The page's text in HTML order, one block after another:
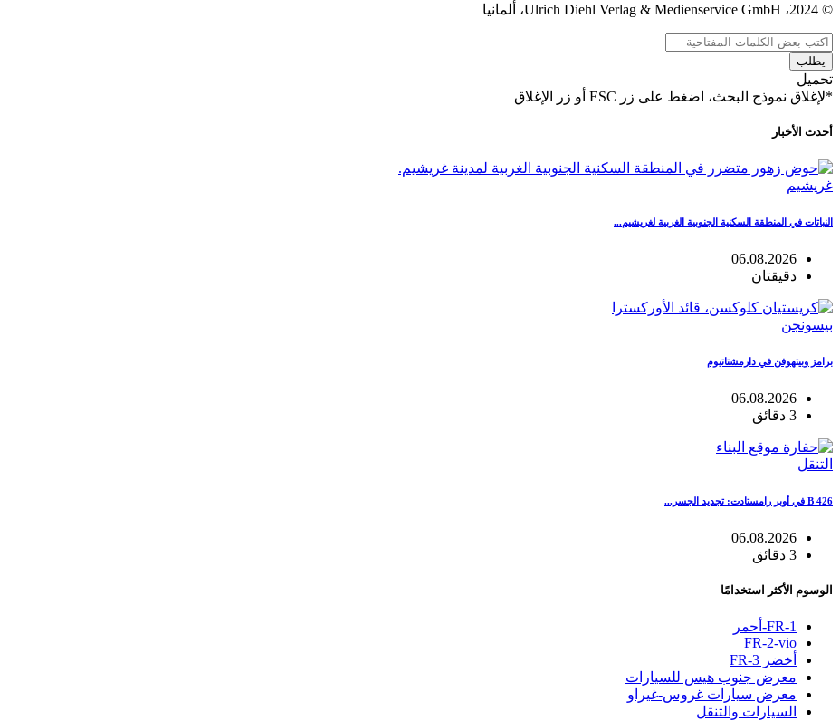
© 2024، Ulrich Diehl Verlag & Medienservice GmbH، ألمانيا
يطلب
تحميل
*لإغلاق نموذج البحث، اضغط على زر ESC أو زر الإغلاق
أحدث الأخبار
غريشيم
النباتات في المنطقة السكنية الجنوبية الغربية لغريشيم...
06.08.2026
دقيقتان
بيسونجن
برامز وبيتهوفن في دارمشتاتيوم
06.08.2026
3 دقائق
التنقل
B 426 في أوبر رامستادت: تجديد الجسر...
06.08.2026
3 دقائق
الوسوم الأكثر استخدامًا
FR-1-أحمر
FR-2-vio
أخضر FR-3
معرض جنوب هيس للسيارات
معرض سيارات غروس-غيراو
السيارات والتنقل